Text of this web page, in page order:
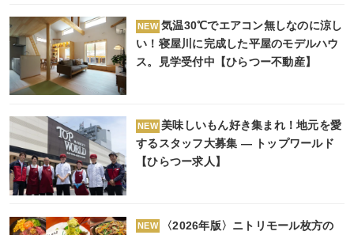
NEW 気温30℃でエアコン無しなのに涼し
い！寝屋川に完成した平屋のモデルハウ
ス。見学受付中【ひらつー不動産】
NEW 美味しいもん好き集まれ！地元を愛
するスタッフ大募集 ― トップワールド
【ひらつー求人】
NEW 〈2026年版〉ニトリモール枚方の